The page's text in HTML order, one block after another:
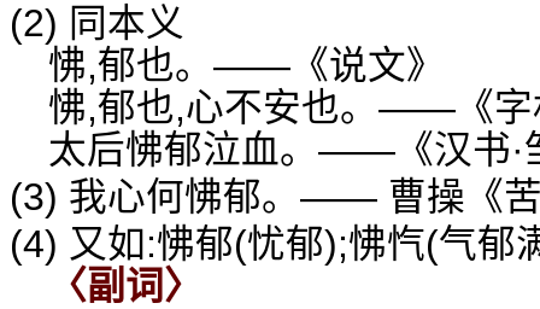
(2) 同本义
怫,郁也。——《说文》
怫,郁也,心不安也。——《字
太后怫郁泣血。——《汉书·
(3) 我心何怫郁。—— 曹操《
(4) 又如:怫郁(忧郁);怫忾(气郁
〈副词〉